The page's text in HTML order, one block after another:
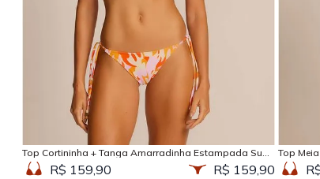
Adicionar na sacola
Top Cortininha + Tanga Amarradinha Estampada Sun
KissedR$ 159,90 R$ 159,90
Top
Kissed